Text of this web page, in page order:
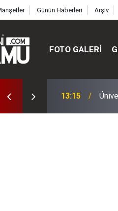
Günün Haberleri Arşiv
FOTO GALERI
kapatıldı 13:00